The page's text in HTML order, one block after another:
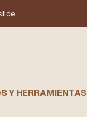
Y HERRAMIENTAS